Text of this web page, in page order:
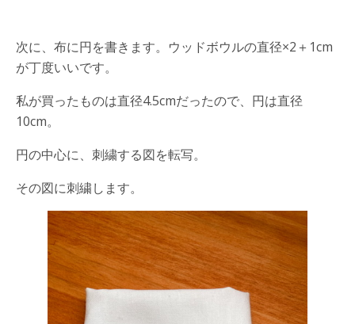
次に、布に円を書きます。ウッドボウルの直径×2＋1cm
が丁度いいです。
私が買ったものは直径4.5cmだったので、円は直径
10cm。
円の中心に、刺繍する図を転写。
その図に刺繍します。